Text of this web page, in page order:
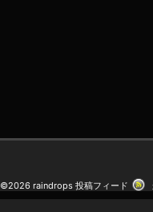
©2026 raindrops 投稿フィード